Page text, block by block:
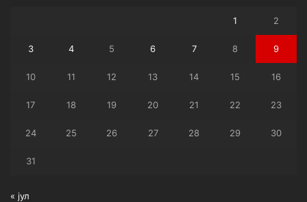
1 2
3 4 5 6 7 8 9
10 11 12 13 14 15 16
17 18 19 20 21 22 23
24 25 26 27 28 29 30
31
« јул